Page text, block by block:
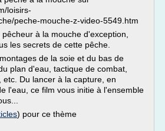
loisirs-
peche-mouche-z-video-5549.htm
à la mouche d'exception,
les secrets de cette pêche.
de la soie et du bas de
plan d'eau, tactique de combat,
etc. Du lancer à la capture, en
l'eau, ce film vous initie à l'ensemble
) pour ce thème